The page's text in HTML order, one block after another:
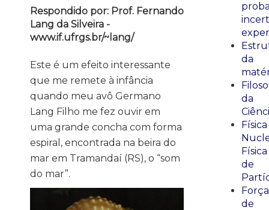
Respondido por: Prof. Fernando
Lang da Silveira -
www.if.ufrgs.br/~lang/
Este é um efeito interessante
que me remete à infância
quando meu avô Germano
Lang Filho me fez ouvir em
uma grande concha com forma
espiral, encontrada na beira do
mar em Tramandaí (RS), o “som
do mar”.
da
da
Física
Física
de
Força
de